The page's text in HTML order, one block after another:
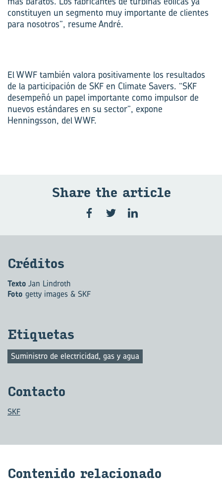
constituyen un segmento muy importante de clientes
para nosotros”, resume André.
El WWF también valora positivamente los resultados
de la participación de SKF en Climate Savers. “SKF
desempeñó un papel importante como impulsor de
nuevos estándares en su sector”, expone
Henningsson, del WWF.
Share the ar­ti­cle
Cré­di­tos
Texto Jan Lindroth
Foto getty images & SKF
Eti­que­tas
Suministro de electricidad, gas y agua
Con­tac­to
SKF
Con­te­ni­do re­la­cio­na­do